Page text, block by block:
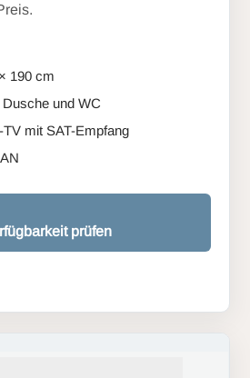
190 cm
und WC
mit SAT-Empfang
prüfen